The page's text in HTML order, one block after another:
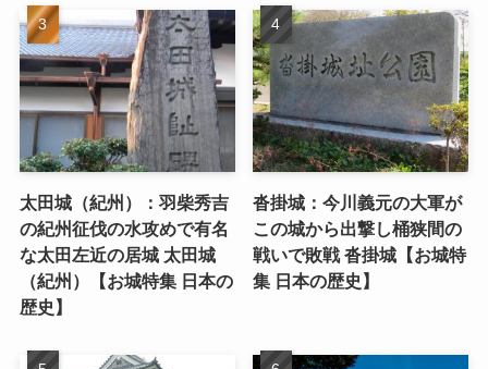
太田城（紀州）：羽柴秀吉
の紀州征伐の水攻めで有名
な太田左近の居城 太田城
（紀州）【お城特集 日本の
歴史】
沓掛城：今川義元の大軍が
この城から出撃し桶狭間の
戦いで敗戦 沓掛城【お城特
集 日本の歴史】